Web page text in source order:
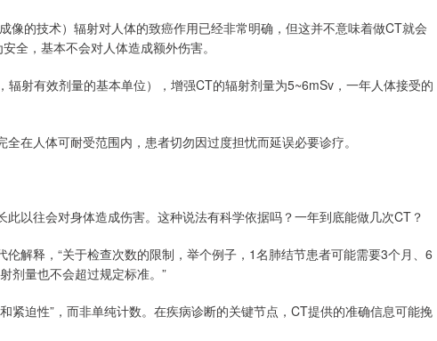
像的技术）辐射对人体的致癌作用已经非常明确，但这并不意味着做CT就会
全，基本不会对人体造成额外伤害。
射有效剂量的基本单位），增强CT的辐射剂量为5~6mSv，一年人体接受的
在人体可耐受范围内，患者切勿因过度担忧而延误必要诊疗。
以往会对身体造成伤害。这种说法有科学依据吗？一年到底能做几次CT？
解释，“关于检查次数的限制，举个例子，1名肺结节患者可能需要3个月、6
剂量也不会超过规定标准。”
紧迫性”，而非单纯计数。在疾病诊断的关键节点，CT提供的准确信息可能挽